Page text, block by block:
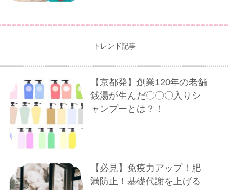
トレンド記事
【京都発】創業120年の老舗
銭湯が生んだ〇〇〇入りシ
ャンプーとは？！
【必見】免疫力アップ！肥
満防止！基礎代謝を上げる